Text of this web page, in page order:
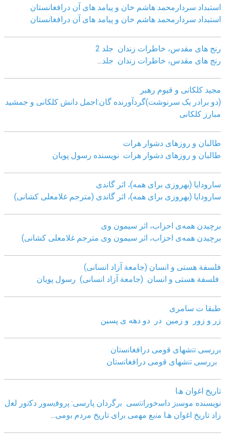
استبداد سردارمحمد هاشم خان و پیامد های آن درافغانستان
استبداد سردارمحمد هاشم خان و پیامد های آن درافغانستان
رنج های مقدس، خاطرات زندان جلد 2
رنج های مقدس، خاطرات زندان جلد
مجید کلکانی و قیوم رهبر
(دو برادر یک سرنوشت)گردآورنده گان:اجمل دانش کلکانی و جمشید
مبارز کلکانی
طالبان و روزهای دشوار هرات
طالبان و روزهای دشوار هرات نویسنده رسول پویان
سارودایا (بهروزی برای همه)، اثر گاندی
سارودایا (بهروزی برای همه)، اثر گاندی (مترجم غلامعلی کشانی)
برچیدن همه‌ی احزاب، اثر سیمون وی
برچیدن همه‌ی احزاب، اثر سیمون وی مترجم غلامعلی کشانی)
فلسفة هستی و انسان (جامعة آزاد انسانی)
فلسفة هستی و انسان (جامعة آزاد انسانی) رسول پویان
طبقا ت سامری
زر و زور و زمین در دو دهه ی پسین
ﺑررﺳﯽ ﺗﻧﺷﮭﺎی ﻗوﻣﯽ دراﻓﻐﺎﻧﺳﺗﺎن
ﺑررﺳﯽ ﺗﻧﺷﮭﺎی ﻗوﻣﯽ دراﻓﻐﺎﻧﺳﺗﺎن
ﺗﺎرﯾﺦ اﻏوان ھﺎ
نویسنده ﻣوﺳﯾز داﺳﺧوراﻧﺗﺳﯽ ﺑرﮔردان ﭘﺎرﺳﯽ: ﭘروﻓﯾﺳور دﮐﺗور ﻟﻌل
زاد ﺗﺎرﯾﺦ اﻏوان ھﺎ ﻣﻧﺑﻊ ﻣﮭﻣﯽ ﺑرای ﺗﺎرﯾﺦ ﻣردم ﺑوﻣﯽ